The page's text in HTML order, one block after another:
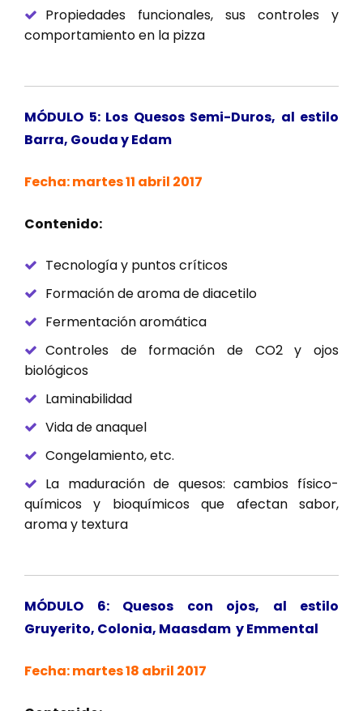
Propiedades funcionales, sus controles y
comportamiento en la pizza
MÓDULO 5: Los Quesos Semi-Duros, al estilo
Barra, Gouda y Edam
Fecha: martes 11 abril 2017
Contenido:
Tecnología y puntos críticos
Formación de aroma de diacetilo
Fermentación aromática
Controles de formación de CO2 y ojos
biológicos
Laminabilidad
Vida de anaquel
Congelamiento, etc.
La maduración de quesos: cambios físico-
químicos y bioquímicos que afectan sabor,
aroma y textura
MÓDULO 6: Quesos con ojos, al estilo
Gruyerito, Colonia, Maasdam y Emmental
Fecha: martes 18 abril 2017